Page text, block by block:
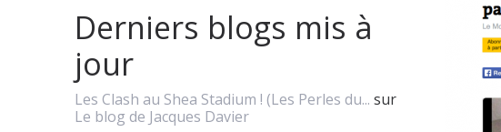
Derniers blogs mis à
jour
Les Clash au Shea Stadium ! (Les Perles du... sur
Le blog de Jacques Davier